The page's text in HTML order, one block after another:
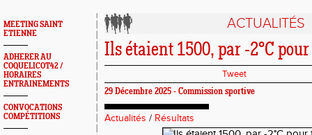
MEETING SAINT
ETIENNE
ADHERER AU
COQUELICOT42 /
HORAIRES
ENTRAINEMENTS
CONVOCATIONS
COMPÉTITIONS
ACTUALITÉS
Ils étaient 1500, par -2°C
Tweet
29 Décembre 2025 - Commission sportive
Actualités / Résultats